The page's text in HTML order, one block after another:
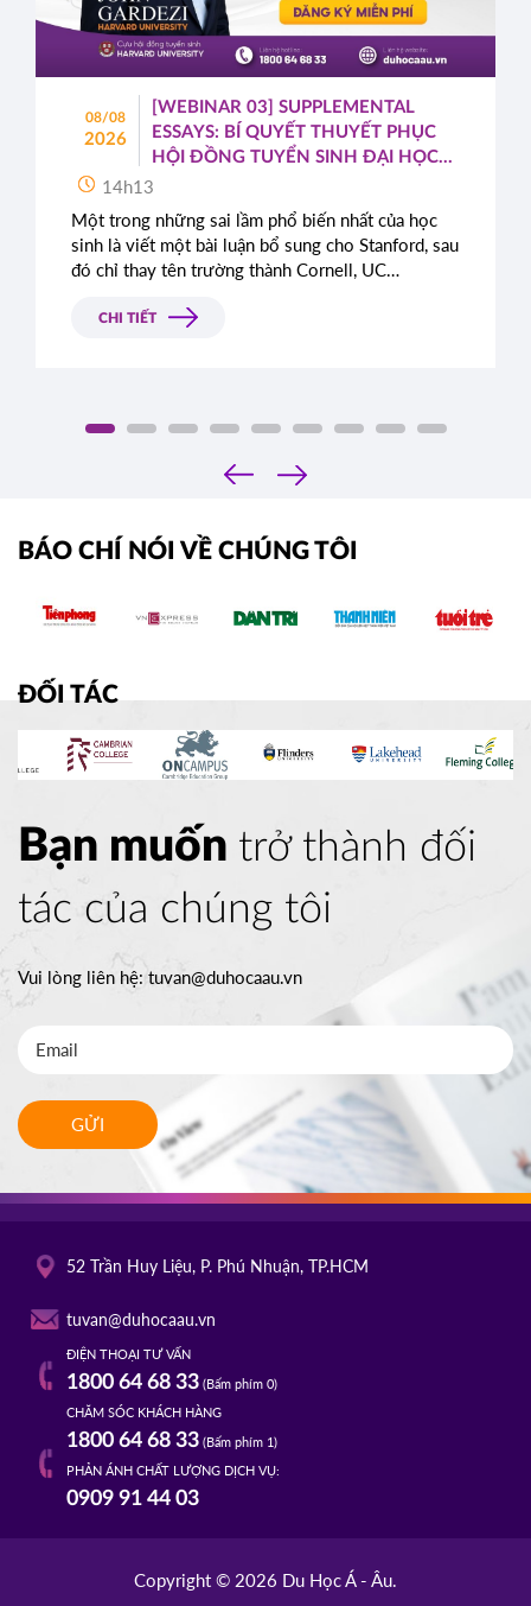
08/08
2026
[WEBINAR 03] SUPPLEMENTAL
ESSAYS: BÍ QUYẾT THUYẾT PHỤC
HỘI ĐỒNG TUYỂN SINH ĐẠI HỌC
TOP ĐẦU MỸ
14h13
Một trong những sai lầm phổ biến nhất của học
sinh là viết một bài luận bổ sung cho Stanford, sau
đó chỉ thay tên trường thành Cornell, UC
CHI TIẾT
‹
›
BÁO CHÍ NÓI VỀ CHÚNG TÔI
ĐỐI TÁC
Bạn muốn trở thành đối
tác của chúng tôi
Vui lòng liên hệ:tuvan@duhocaau.vn
GỬI
52 Trần Huy Liệu, P. Phú Nhuận, TP.HCM
tuvan@duhocaau.vn
ĐIỆN THOẠI TƯ VẤN
1800 64 68 33(Bấm phím 0)
CHĂM SÓC KHÁCH HÀNG
1800 64 68 33(Bấm phím 1)
PHẢN ÁNH CHẤT LƯỢNG DỊCH VỤ:
0909 91 44 03
Copyright © 2026 Du Học Á - Âu.